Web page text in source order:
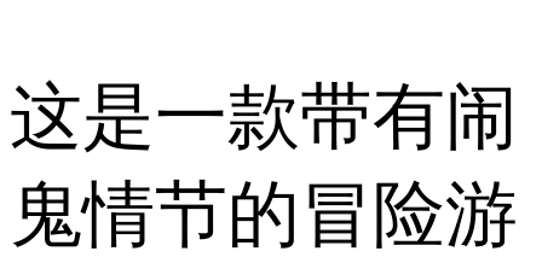
这是一款带有闹
鬼情节的冒险游